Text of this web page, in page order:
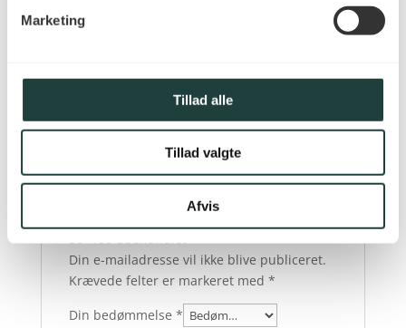
Marketing
Tillad alle
Tillad valgte
Afvis
og få rådgivning til at finde det gulv, der
Anmeldelser
Der er endnu ikke nogle anmeldelser.
30×180 ubehandlet”
Din e-mailadresse vil ikke blive publiceret.
Krævede felter er markeret med *
Din bedømmelse *